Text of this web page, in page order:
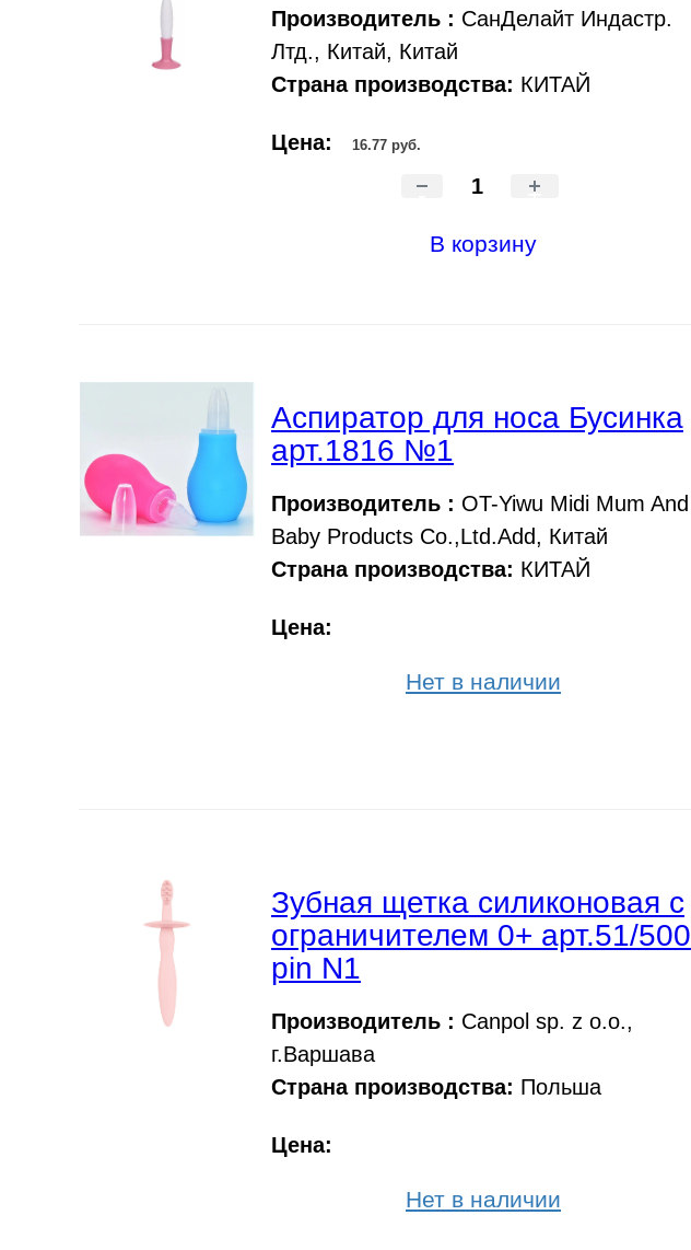
Производитель : СанДелайт Индастр.
Лтд., Китай, Китай
Страна производства: КИТАЙ
Цена: 16.77 руб.
- +
В корзину
Аспиратор для носа Бусинка
арт.1816 №1
Производитель : OT-Yiwu Midi Mum And
Baby Products Co.,Ltd.Add, Китай
Страна производства: КИТАЙ
Цена:
Нет в наличии
Зубная щетка силиконовая с
ограничителем 0+ арт.51/500
pin N1
Производитель : Canpol sp. z o.o.,
г.Варшава
Страна производства: Польша
Цена:
Нет в наличии